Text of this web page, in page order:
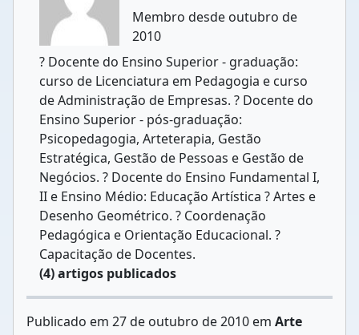
Membro desde outubro de
2010
? Docente do Ensino Superior - graduação:
curso de Licenciatura em Pedagogia e curso
de Administração de Empresas. ? Docente do
Ensino Superior - pós-graduação:
Psicopedagogia, Arteterapia, Gestão
Estratégica, Gestão de Pessoas e Gestão de
Negócios. ? Docente do Ensino Fundamental I,
II e Ensino Médio: Educação Artística ? Artes e
Desenho Geométrico. ? Coordenação
Pedagógica e Orientação Educacional. ?
Capacitação de Docentes.
(4) artigos publicados
Publicado em 27 de outubro de 2010 em Arte